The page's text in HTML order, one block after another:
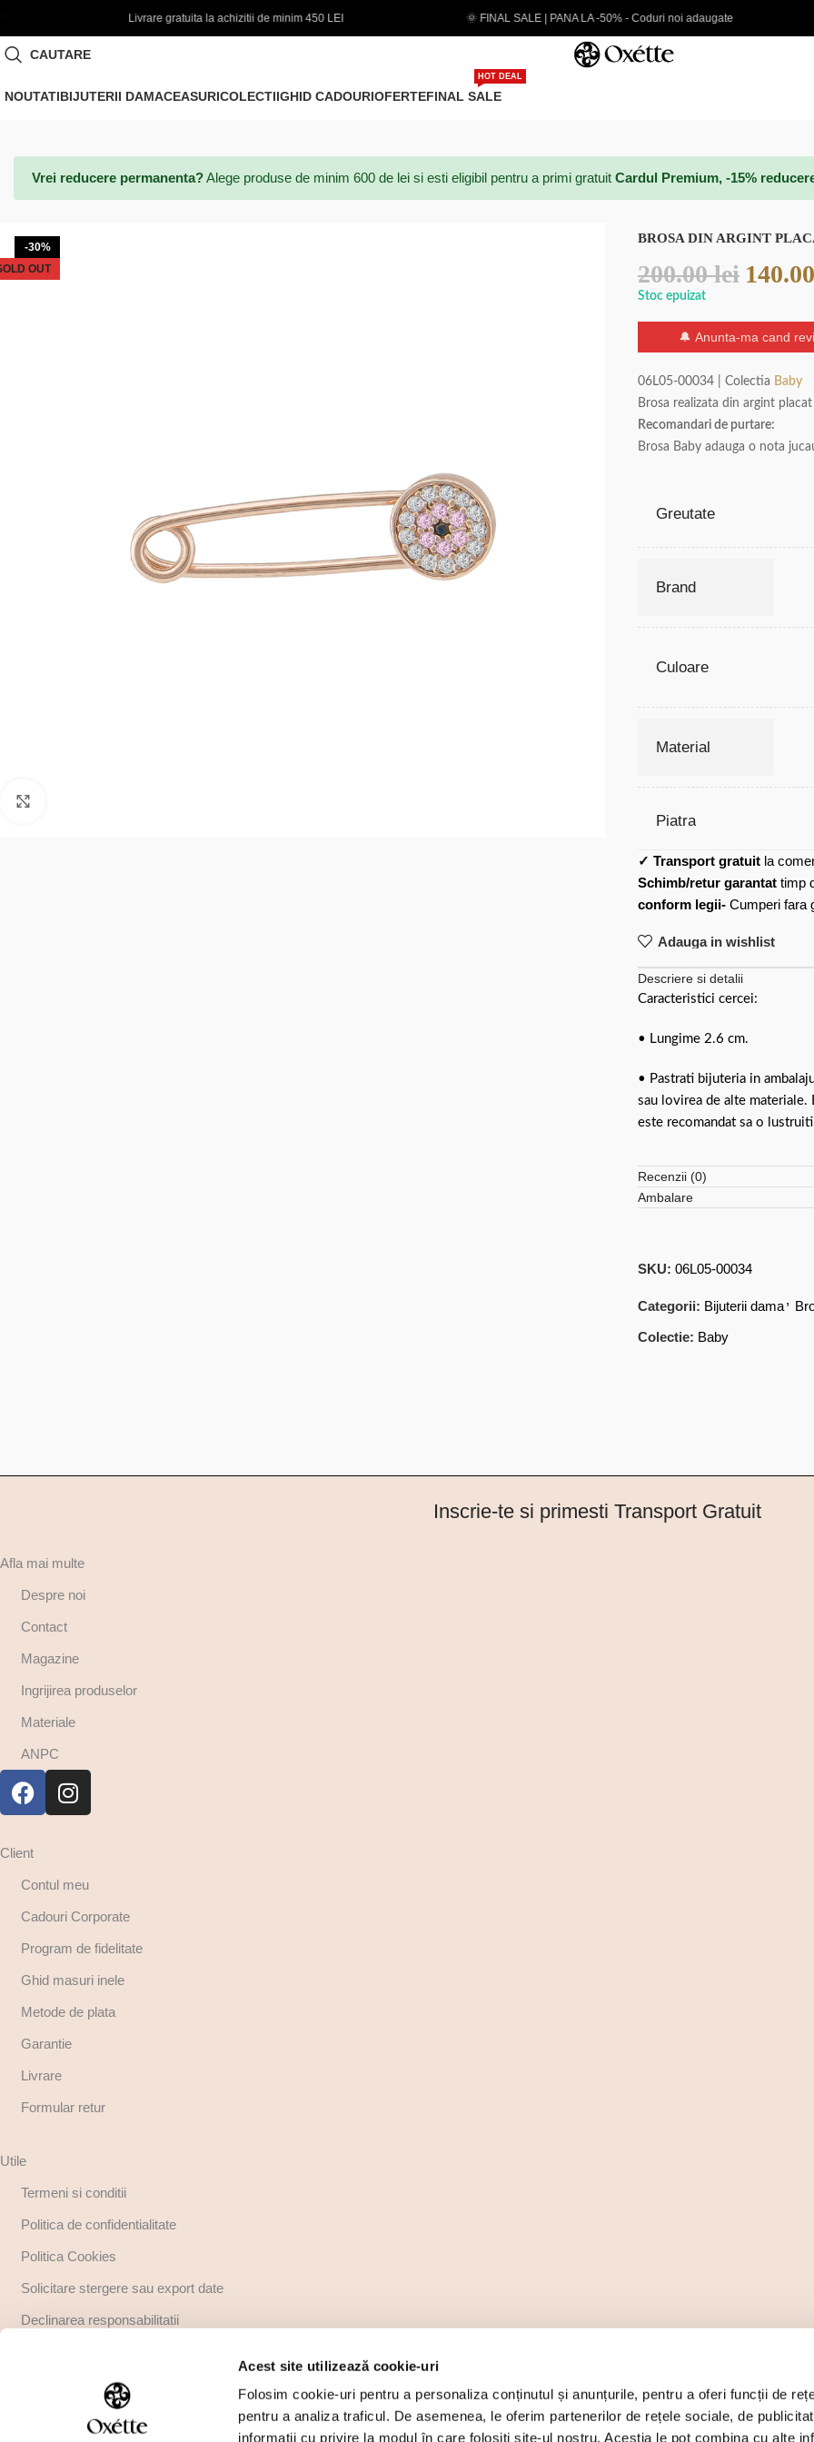
Acest site utilizează cookie-uri
Folosim cookie-uri pentru a personaliza conținutul și anunțurile, pentru a oferi funcții de
pentru a analiza traficul. De asemenea, le oferim partenerilor de rețele sociale, de
informații cu privire la modul în care folosiți site-ul nostru. Aceștia le pot combina cu alte
gratuita la achizitii de minim 450 LEI 🌞 FINAL SALE | PANA LA -50% - Coduri noi adaugate EXTRA 5% CARD
CAUTARE
NOUTATIBIJUTERII DAMACEASURICOLECTIIGHID CADOURIOFERTEFINAL SALE
HOT DEAL
Vrei reducere permanenta?Alege produse de minim 600 de lei si esti eligibil pentru a primi gratuit Cardul Premium, -15%
-30%
OUT
BROSA DIN ARGINT
200.00lei
Stoc epuizat
🔔 Anunta-ma cand
06L05-00034 | Colectia Baby
Brosa realizata din argint
Recomandari de purtare:
Brosa Baby adauga o nota
Greutate
Brand
Culoare
Material
Piatra
✓ Transport gratuit la
Schimb/retur garantat timp
conform legii- Cumperi fara
Adauga in wishlist
Descriere si detalii
Caracteristici cercei:
• Lungime 2.6 cm.
• Pastrati bijuteria in
sau lovirea de alte
este recomandat sa o
Recenzii (0)
Ambalare
SKU: 06L05-00034
Categorii: Bijuterii dama,
Colectie: Baby
Inscrie-te si primesti Transport Gratuit
Afla mai multe
Despre noi
Contact
Magazine
Ingrijirea produselor
Materiale
ANPC
Client
Contul meu
Cadouri Corporate
Program de fidelitate
Ghid masuri inele
Metode de plata
Garantie
Livrare
Formular retur
Utile
Termeni si conditii
Politica de confidentialitate
Politica Cookies
Solicitare stergere sau export date
Declinarea responsabilitatii
Regulamente promotii